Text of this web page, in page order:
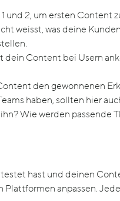
und 2, um ersten
weisst, was deine
dein Content bei Usern
den gewonnenen
haben, sollten hier
Wie werden passende
hast und deinen
Plattformen anpassen.